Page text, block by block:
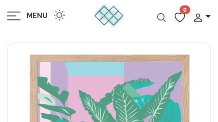
MENU
0